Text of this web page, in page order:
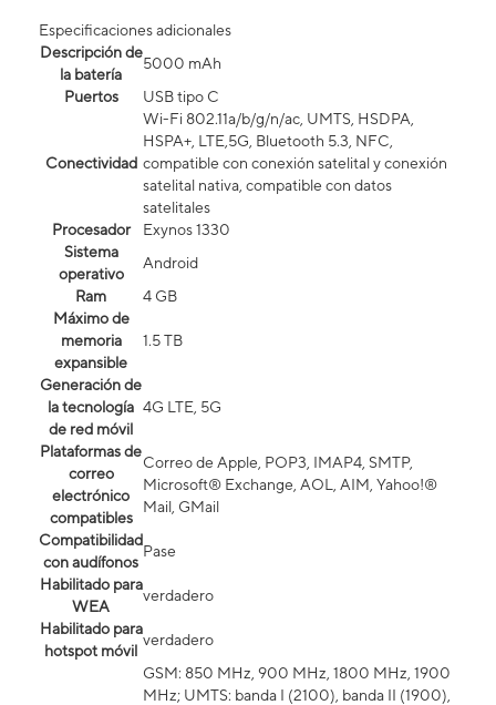
Especificaciones adicionales
Descripción de
la batería
5000 mAh
Puertos
USB tipo C
Conectividad
Wi-Fi 802.11a/b/g/n/ac, UMTS, HSDPA,
HSPA+, LTE,5G, Bluetooth 5.3, NFC,
compatible con conexión satelital y conexión
satelital nativa, compatible con datos
satelitales
Procesador
Exynos 1330
Sistema
operativo
Android
Ram
4 GB
Máximo de
memoria
expansible
1.5 TB
Generación de
la tecnología
de red móvil
4G LTE, 5G
Plataformas de
correo
electrónico
compatibles
Correo de Apple, POP3, IMAP4, SMTP,
Microsoft® Exchange, AOL, AIM, Yahoo!®
Mail, GMail
Compatibilidad
con audífonos
Pase
Habilitado para
WEA
verdadero
Habilitado para
hotspot móvil
verdadero
GSM: 850 MHz, 900 MHz, 1800 MHz, 1900
MHz; UMTS: banda I (2100), banda II (1900),